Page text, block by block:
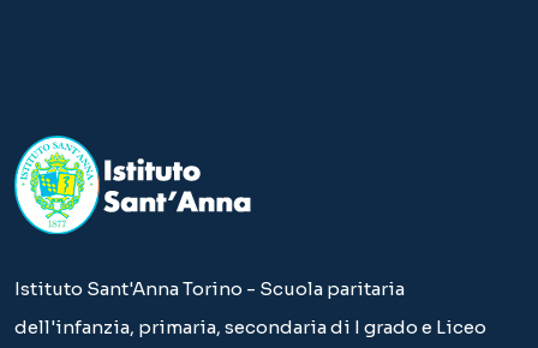
Istituto Sant'Anna Torino - Scuola paritaria
dell'infanzia, primaria, secondaria di I grado e Liceo